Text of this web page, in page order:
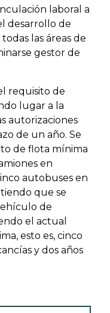
laboral a
desarrollo de
las áreas de
gestor de
requisito de
lugar a la
autorizaciones
de un año. Se
de flota mínima
en
autobuses en
que se
de
el actual
esto es, cinco
y dos años